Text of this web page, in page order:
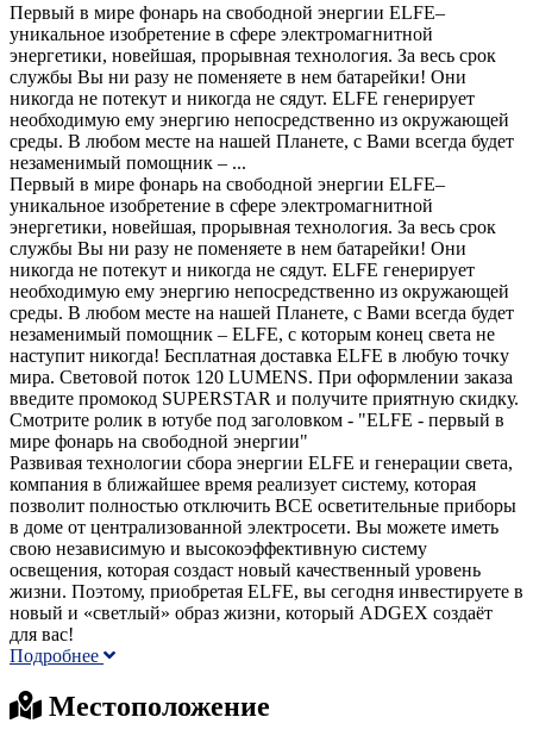
Первый в мире фонарь на свободной энергии ELFE–
уникальное изобретение в сфере электромагнитной
энергетики, новейшая, прорывная технология. За весь срок
службы Вы ни разу не поменяете в нем батарейки! Они
никогда не потекут и никогда не сядут. ELFE генерирует
необходимую ему энергию непосредственно из окружающей
среды. В любом месте на нашей Планете, с Вами всегда будет
незаменимый помощник – ...
Первый в мире фонарь на свободной энергии ELFE–
уникальное изобретение в сфере электромагнитной
энергетики, новейшая, прорывная технология. За весь срок
службы Вы ни разу не поменяете в нем батарейки! Они
никогда не потекут и никогда не сядут. ELFE генерирует
необходимую ему энергию непосредственно из окружающей
среды. В любом месте на нашей Планете, с Вами всегда будет
незаменимый помощник – ELFE, с которым конец света не
наступит никогда! Бесплатная доставка ELFE в любую точку
мира. Световой поток 120 LUMENS. При оформлении заказа
введите промокод SUPERSTAR и получите приятную скидку.
Смотрите ролик в ютубе под заголовком - "ELFE - первый в
мире фонарь на свободной энергии"
Развивая технологии сбора энергии ELFE и генерации света,
компания в ближайшее время реализует систему, которая
позволит полностью отключить ВСЕ осветительные приборы
в доме от централизованной электросети. Вы можете иметь
свою независимую и высокоэффективную систему
освещения, которая создаст новый качественный уровень
жизни. Поэтому, приобретая ELFE, вы сегодня инвестируете в
новый и «светлый» образ жизни, который ADGEX создаёт
для вас!
Подробнее
Местоположение